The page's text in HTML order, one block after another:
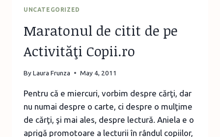
UNCATEGORIZED
Maratonul de citit de pe
Activităţi Copii.ro
ByLaura Frunza May 4, 2011
Pentru că e miercuri, vorbim despre cărţi, dar
nu numai despre o carte, ci despre o mulţime
de cărţi, şi mai ales, despre lectură. Aniela e o
aprigă promotoare a lecturii în rândul copiilor,